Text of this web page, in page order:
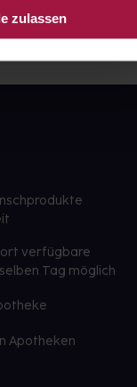
zulassen
verfügbare
Tag möglich
Apotheken